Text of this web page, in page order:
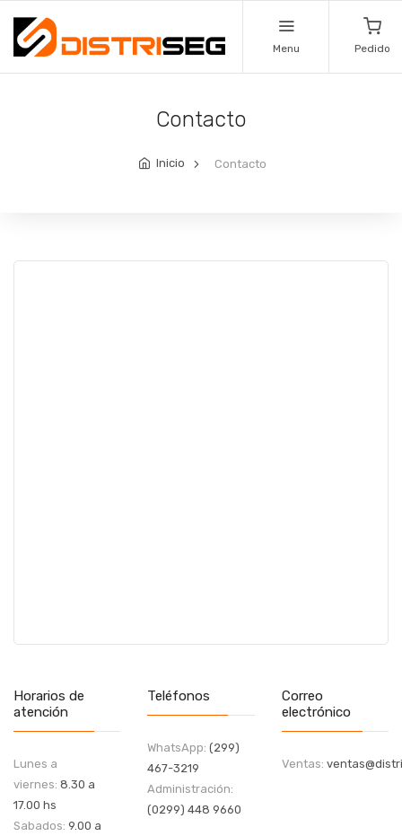
Menu Pedido
Contacto
Inicio Contacto
Horarios de
atención
Lunes a
viernes: 8.30 a
17.00 hs
Sabados: 9.00 a
Teléfonos
WhatsApp: (299)
467-3219
Administración:
(0299) 448 9660
Correo
electrónico
Ventas: